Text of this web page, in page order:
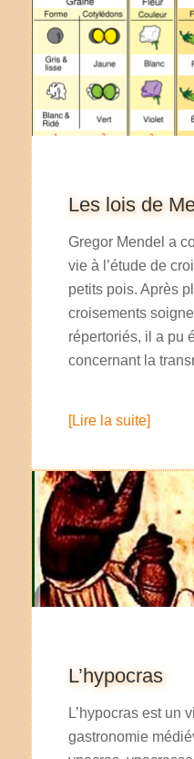
Les lois de
Gregor Mendel a
vie à l’étude de
petits pois. Après
croisements
répertoriés, il a pu
concernant la
[Lire la suite]
L’hypocras
L’hypocras est un
gastronomie